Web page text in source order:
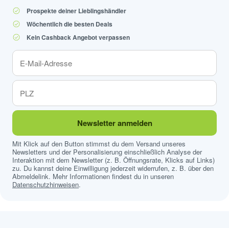
Prospekte deiner Lieblingshändler
Wöchentlich die besten Deals
Kein Cashback Angebot verpassen
Newsletter anmelden
Mit Klick auf den Button stimmst du dem Versand unseres
Newsletters und der Personalisierung einschließlich Analyse der
Interaktion mit dem Newsletter (z. B. Öffnungsrate, Klicks auf Links)
zu. Du kannst deine Einwilligung jederzeit widerrufen, z. B. über den
Abmeldelink. Mehr Informationen findest du in unseren
Datenschutzhinweisen.